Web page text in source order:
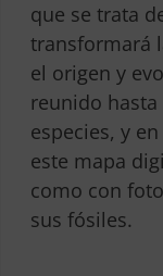
que se trata
transformará
el origen y
reunido
especies, y
este mapa
como con
sus fósiles.